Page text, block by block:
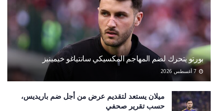
بورتو يتحرك لضم المهاجم المكسيكي سانتياغو خيمينيز
ميلان يستعد لتقديم عرض من أجل ضم باريديس،
حسب تقرير صحفي